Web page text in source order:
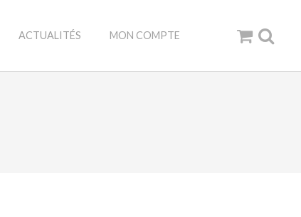
ACTUALITÉS MON COMPTE